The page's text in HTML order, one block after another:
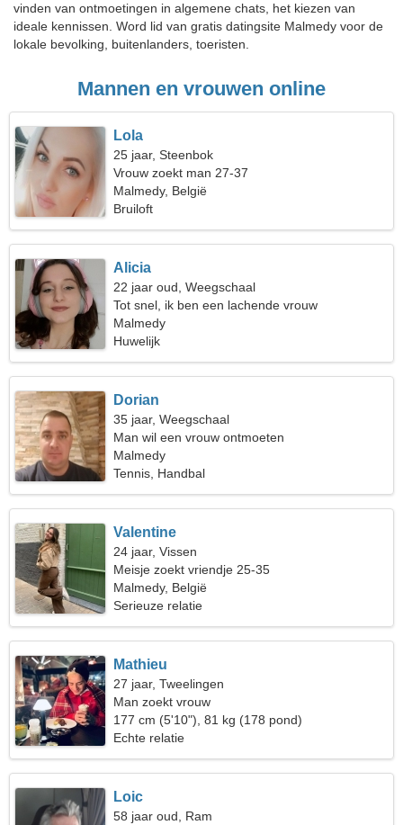
vinden van ontmoetingen in algemene chats, het kiezen van
ideale kennissen. Word lid van gratis datingsite Malmedy voor de
lokale bevolking, buitenlanders, toeristen.
Mannen en vrouwen online
Lola
25 jaar, Steenbok
Vrouw zoekt man 27-37
Malmedy, België
Bruiloft
Alicia
22 jaar oud, Weegschaal
Tot snel, ik ben een lachende vrouw
Malmedy
Huwelijk
Dorian
35 jaar, Weegschaal
Man wil een vrouw ontmoeten
Malmedy
Tennis, Handbal
Valentine
24 jaar, Vissen
Meisje zoekt vriendje 25-35
Malmedy, België
Serieuze relatie
Mathieu
27 jaar, Tweelingen
Man zoekt vrouw
177 cm (5'10"), 81 kg (178 pond)
Echte relatie
Loic
58 jaar oud, Ram